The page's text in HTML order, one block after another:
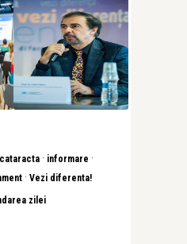
cataracta · informare ·
· Vezi diferenta!
zilei